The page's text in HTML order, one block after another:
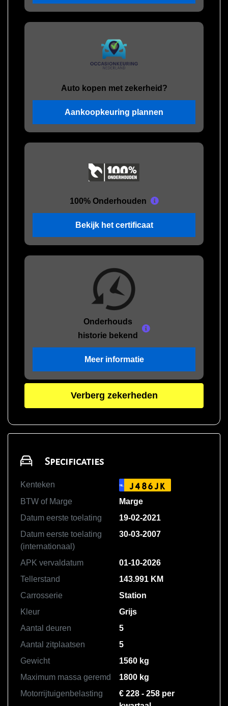
Auto kopen met zekerheid?
Aankoopkeuring plannen
100% Onderhouden
Bekijk het certificaat
Onderhouds
historie bekend
Meer informatie
Verberg zekerheden
Specificaties
Kenteken NL J486JK
BTW of Marge
Marge
Datum eerste toelating
19-02-2021
Datum eerste toelating
(internationaal)
30-03-2007
APK vervaldatum
01-10-2026
Tellerstand
143.991 KM
Carrosserie
Station
Kleur
Grijs
Aantal deuren
5
Aantal zitplaatsen
5
Gewicht
1560 kg
Maximum massa geremd
1800 kg
Motorrijtuigenbelasting
€ 228 - 258 per